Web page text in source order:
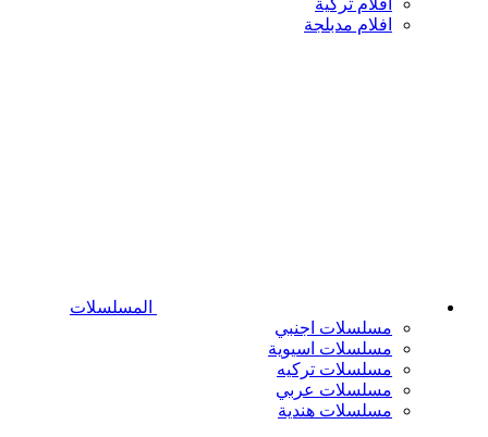
افلام تركية
افلام مدبلجة
المسلسلات
مسلسلات اجنبي
مسلسلات اسيوية
مسلسلات تركيه
مسلسلات عربي
مسلسلات هندية